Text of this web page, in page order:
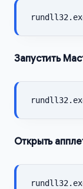
Запустить
Открыть